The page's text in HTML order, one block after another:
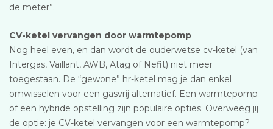
de meter”.
CV-ketel vervangen door warmtepomp
Nog heel even, en dan wordt de ouderwetse cv-ketel (van
Intergas, Vaillant, AWB, Atag of Nefit) niet meer
toegestaan. De “gewone” hr-ketel mag je dan enkel
omwisselen voor een gasvrij alternatief. Een warmtepomp
of een hybride opstelling zijn populaire opties. Overweeg jij
de optie: je CV-ketel vervangen voor een warmtepomp?